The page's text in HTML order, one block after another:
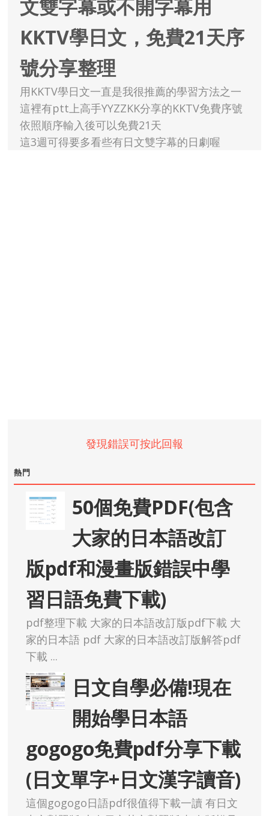
文雙字幕或不開字幕用
KKTV學日文，免費21天序
號分享整理
用KKTV學日文一直是我很推薦的學習方法之一
這裡有ptt上高手YYZZKK分享的KKTV免費序號
依照順序輸入後可以免費21天
這3週可得要多看些有日文雙字幕的日劇喔
發現錯誤可按此回報
熱門
50個免費PDF(包含
大家的日本語改訂
版pdf和漫畫版錯誤中學
習日語免費下載)
pdf整理下載 大家的日本語改訂版pdf下載 大
家的日本語 pdf 大家的日本語改訂版解答pdf
下載 ...
日文自學必備!現在
開始學日本語
gogogo免費pdf分享下載
(日文單字+日文漢字讀音)
這個gogogo日語pdf很值得下載一讀 有日文